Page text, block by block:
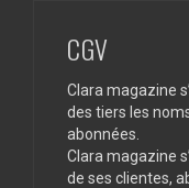
CGV
Clara magazine
des tiers les
abonnées.
Clara magazine
de ses clientes,